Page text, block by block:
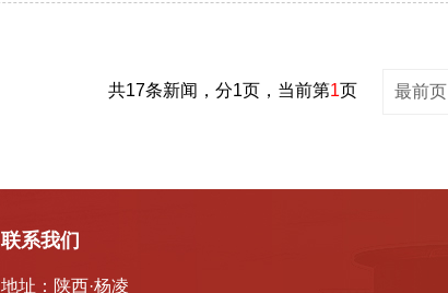
共17条新闻，分1页，当前第1页 最前页
联系我们
地址：陕西·杨凌